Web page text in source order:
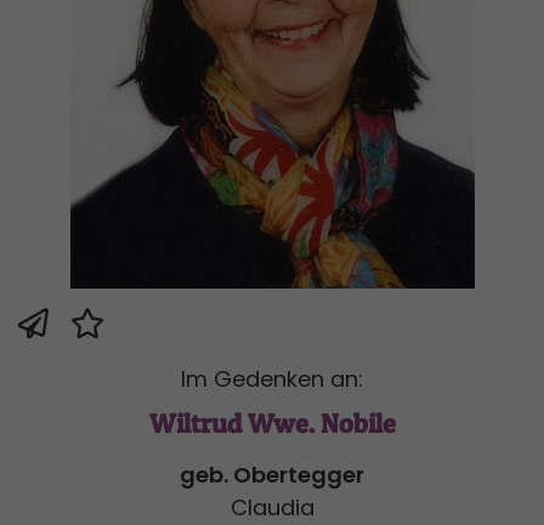
Im Gedenken an:
Wiltrud Wwe. Nobile
geb. Obertegger
Claudia